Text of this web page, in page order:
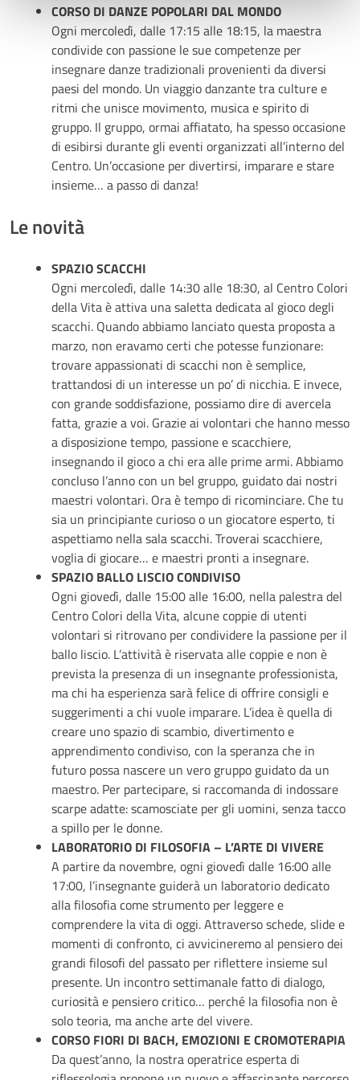
CORSO DI DANZE POPOLARI DAL MONDO
Ogni mercoledì, dalle 17:15 alle 18:15, la maestra
condivide con passione le sue competenze per
insegnare danze tradizionali provenienti da diversi
paesi del mondo. Un viaggio danzante tra culture e
ritmi che unisce movimento, musica e spirito di
gruppo. Il gruppo, ormai affiatato, ha spesso occasione
di esibirsi durante gli eventi organizzati all’interno del
Centro. Un’occasione per divertirsi, imparare e stare
insieme… a passo di danza!
Le novità
SPAZIO SCACCHI
Ogni mercoledì, dalle 14:30 alle 18:30, al Centro Colori
della Vita è attiva una saletta dedicata al gioco degli
scacchi. Quando abbiamo lanciato questa proposta a
marzo, non eravamo certi che potesse funzionare:
trovare appassionati di scacchi non è semplice,
trattandosi di un interesse un po’ di nicchia. E invece,
con grande soddisfazione, possiamo dire di avercela
fatta, grazie a voi. Grazie ai volontari che hanno messo
a disposizione tempo, passione e scacchiere,
insegnando il gioco a chi era alle prime armi. Abbiamo
concluso l’anno con un bel gruppo, guidato dai nostri
maestri volontari. Ora è tempo di ricominciare. Che tu
sia un principiante curioso o un giocatore esperto, ti
aspettiamo nella sala scacchi. Troverai scacchiere,
voglia di giocare… e maestri pronti a insegnare.
SPAZIO BALLO LISCIO CONDIVISO
Ogni giovedì, dalle 15:00 alle 16:00, nella palestra del
Centro Colori della Vita, alcune coppie di utenti
volontari si ritrovano per condividere la passione per il
ballo liscio. L’attività è riservata alle coppie e non è
prevista la presenza di un insegnante professionista,
ma chi ha esperienza sarà felice di offrire consigli e
suggerimenti a chi vuole imparare. L’idea è quella di
creare uno spazio di scambio, divertimento e
apprendimento condiviso, con la speranza che in
futuro possa nascere un vero gruppo guidato da un
maestro. Per partecipare, si raccomanda di indossare
scarpe adatte: scamosciate per gli uomini, senza tacco
a spillo per le donne.
LABORATORIO DI FILOSOFIA – L’ARTE DI VIVERE
A partire da novembre, ogni giovedì dalle 16:00 alle
17:00, l’insegnante guiderà un laboratorio dedicato
alla filosofia come strumento per leggere e
comprendere la vita di oggi. Attraverso schede, slide e
momenti di confronto, ci avvicineremo al pensiero dei
grandi filosofi del passato per riflettere insieme sul
presente. Un incontro settimanale fatto di dialogo,
curiosità e pensiero critico… perché la filosofia non è
solo teoria, ma anche arte del vivere.
CORSO FIORI DI BACH, EMOZIONI E CROMOTERAPIA
Da quest’anno, la nostra operatrice esperta di